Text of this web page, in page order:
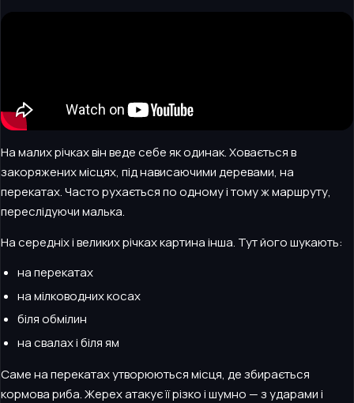
На малих річках він веде себе як одинак. Ховається в
закоряжених місцях, під нависаючими деревами, на
перекатах. Часто рухається по одному і тому ж маршруту,
переслідуючи малька.
На середніх і великих річках картина інша. Тут його шукають:
на перекатах
на мілководних косах
біля обмілин
на свалах і біля ям
Саме на перекатах утворюються місця, де збирається
кормова риба. Жерех атакує її різко і шумно — з ударами і